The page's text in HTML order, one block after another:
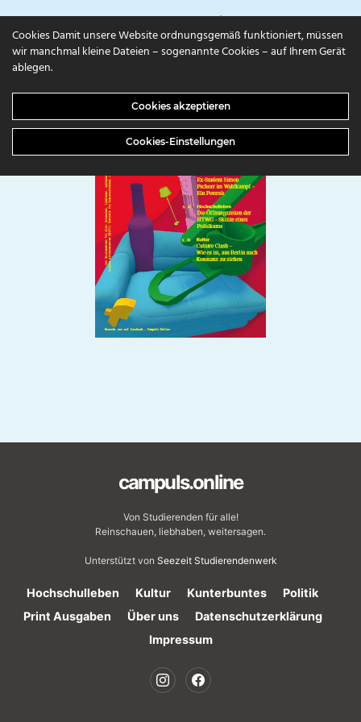
campuls.online
campuls.online
Von Studierenden für alle!
Reinschauen, liebhaben, weitersagen.
Unterstützt von Seezeit Studierendenwerk
Hochschulleben Kultur Kunterbuntes
Politik
Print Ausgaben
Über uns
Datenschutzerklärung
Impressum
Cookies Damit unsere Website ordnungsgemäß funktioniert, müssen
wir manchmal kleine Dateien – sogenannte Cookies – auf Ihrem Gerät
ablegen.
Cookies akzeptieren
Cookies-Einstellungen